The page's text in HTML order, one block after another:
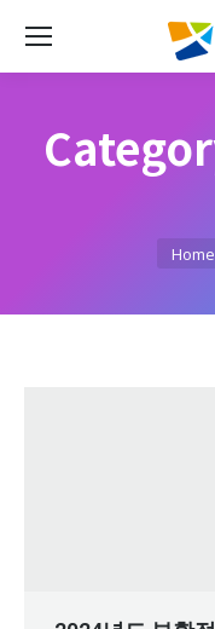
Home